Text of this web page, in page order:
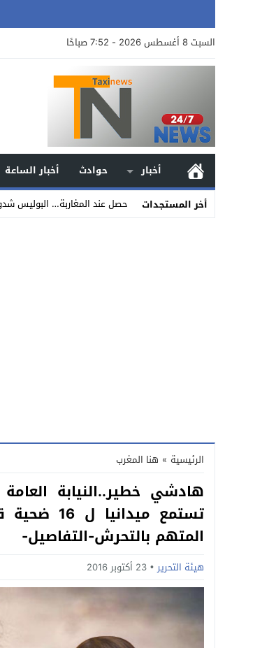
السبت 8 أغسطس 2026 - 7:52 صباحًا
أخبار حوادث أخبار الساعة
أخر المستجدات
حصل عند المغاربة… البوليس
الرئيسية » هنا المغرب
هادشي خطير..النيابة
تستمع
المتهم بالتحرش-التفاصيل-
هيئة التحرير 23 أكتوبر 2016